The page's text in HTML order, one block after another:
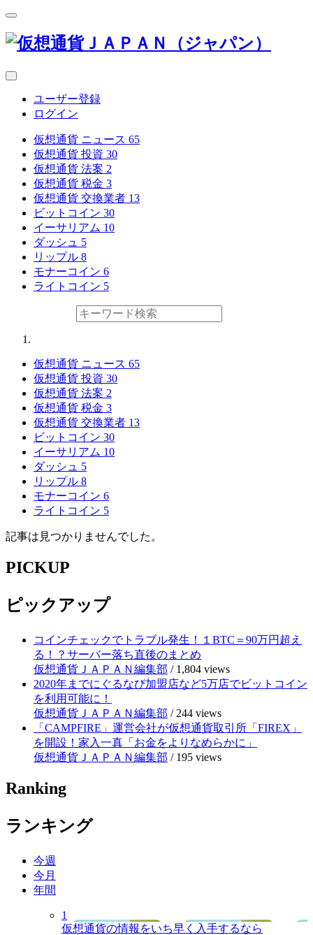
ユーザー登録
ログイン
仮想通貨 ニュース 65
仮想通貨 投資 30
仮想通貨 法案 2
仮想通貨 税金 3
仮想通貨 交換業者 13
ビットコイン 30
イーサリアム 10
ダッシュ 5
リップル 8
モナーコイン 6
ライトコイン 5
仮想通貨 ニュース 65
仮想通貨 投資 30
仮想通貨 法案 2
仮想通貨 税金 3
仮想通貨 交換業者 13
ビットコイン 30
イーサリアム 10
ダッシュ 5
リップル 8
モナーコイン 6
ライトコイン 5
記事は見つかりませんでした。
PICKUP
ピックアップ
コインチェックでトラブル発生！１BTC＝90万円超え
る！？サーバー落ち直後のまとめ
仮想通貨ＪＡＰＡＮ編集部 / 1,804 views
2020年までにぐるなび加盟店など5万店でビットコイン
を利用可能に！
仮想通貨ＪＡＰＡＮ編集部 / 244 views
「CAMPFIRE」運営会社が仮想通貨取引所「FIREX」
を開設！家入一真「お金をよりなめらかに」
仮想通貨ＪＡＰＡＮ編集部 / 195 views
Ranking
ランキング
今週
今月
年間
1
仮想通貨の情報をいち早く入手するなら